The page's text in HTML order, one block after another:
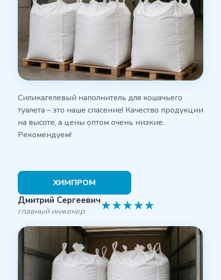
Силикагелевый наполнитель для кошачьего
туалета – это наше спасение! Качество продукции
на высоте, а цены оптом очень низкие.
Рекомендуем!
ХИМПРОМ
Дмитрий Сергеевич
главный инженер ★★★★★